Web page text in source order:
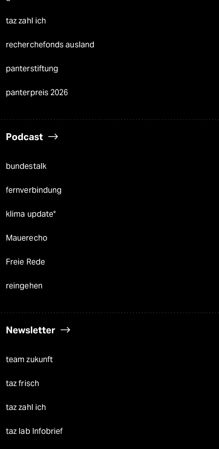
taz zahl ich
recherchefonds ausland
panterstiftung
panterpreis 2026
Podcast
bundestalk
fernverbindung
klima update°
Mauerecho
Freie Rede
reingehen
Newsletter
team zukunft
taz frisch
taz zahl ich
taz lab Infobrief